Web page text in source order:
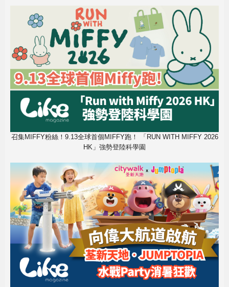
召集MIFFY粉絲！9.13全球首個MIFFY跑！ 「RUN WITH MIFFY 2026
HK」強勢登陸科學園